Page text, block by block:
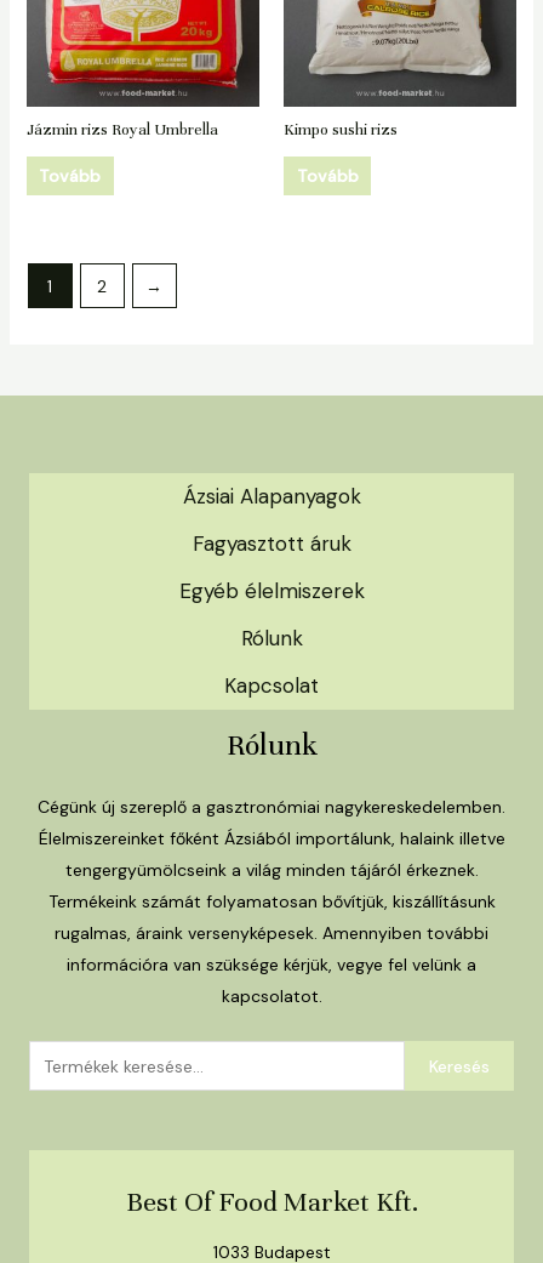
Jázmin rizs Royal Umbrella
Tovább
Kimpo sushi rizs
Tovább
1 2 →
Ázsiai Alapanyagok
Fagyasztott áruk
Egyéb élelmiszerek
Rólunk
Kapcsolat
Rólunk
Cégünk új szereplő a gasztronómiai nagykereskedelemben.
Élelmiszereinket főként Ázsiából importálunk, halaink illetve
tengergyümölcseink a világ minden tájáról érkeznek.
Termékeink számát folyamatosan bővítjük, kiszállításunk
rugalmas, áraink versenyképesek. Amennyiben további
információra van szüksége kérjük, vegye fel velünk a
kapcsolatot.
Keresés
a
Keresés
Best Of Food Market Kft.
1033 Budapest